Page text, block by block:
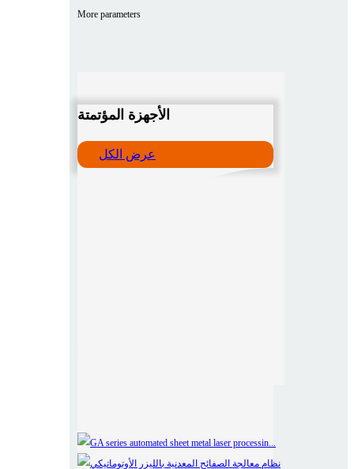
More parameters
الأجهزة المؤتمتة
عرض الكل